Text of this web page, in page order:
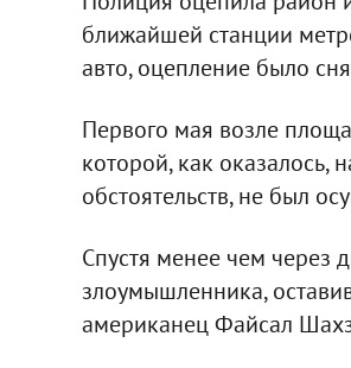
ближайшей станции
авто, оцепление было
Первого мая возле
которой, как оказалось,
обстоятельств, не был
Спустя менее чем через
злоумышленника,
американец Файсал